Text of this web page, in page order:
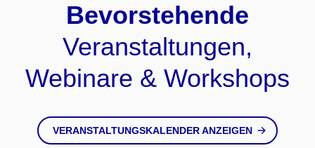
Bevorstehende
Veranstaltungen,
Webinare & Workshops
VERANSTALTUNGSKALENDER ANZEIGEN